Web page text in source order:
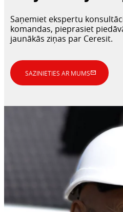
Saņemiet ekspertu
komandas, pieprasiet
jaunākās ziņas par Ceresit.
SAZINIETIES AR MUMS